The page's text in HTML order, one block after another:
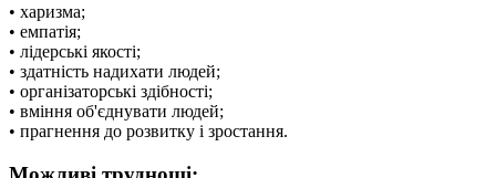
• харизма;
• емпатія;
• лідерські якості;
• здатність надихати людей;
• організаторські здібності;
• вміння об'єднувати людей;
• прагнення до розвитку і зростання.